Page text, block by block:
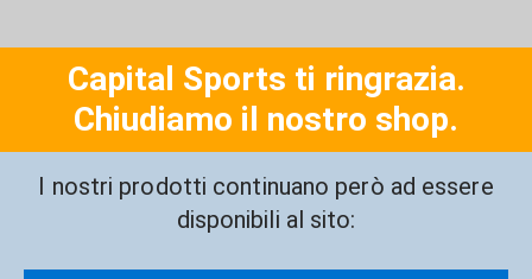
Capital Sports ti ringrazia.
Chiudiamo il nostro shop.
I nostri prodotti continuano però ad essere
disponibili al sito: